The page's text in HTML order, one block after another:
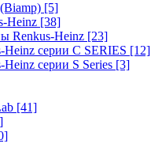
[5]
Heinz [38]
Renkus-Heinz [23]
Heinz серии C SERIES [12]
серии S Series [3]
[41]